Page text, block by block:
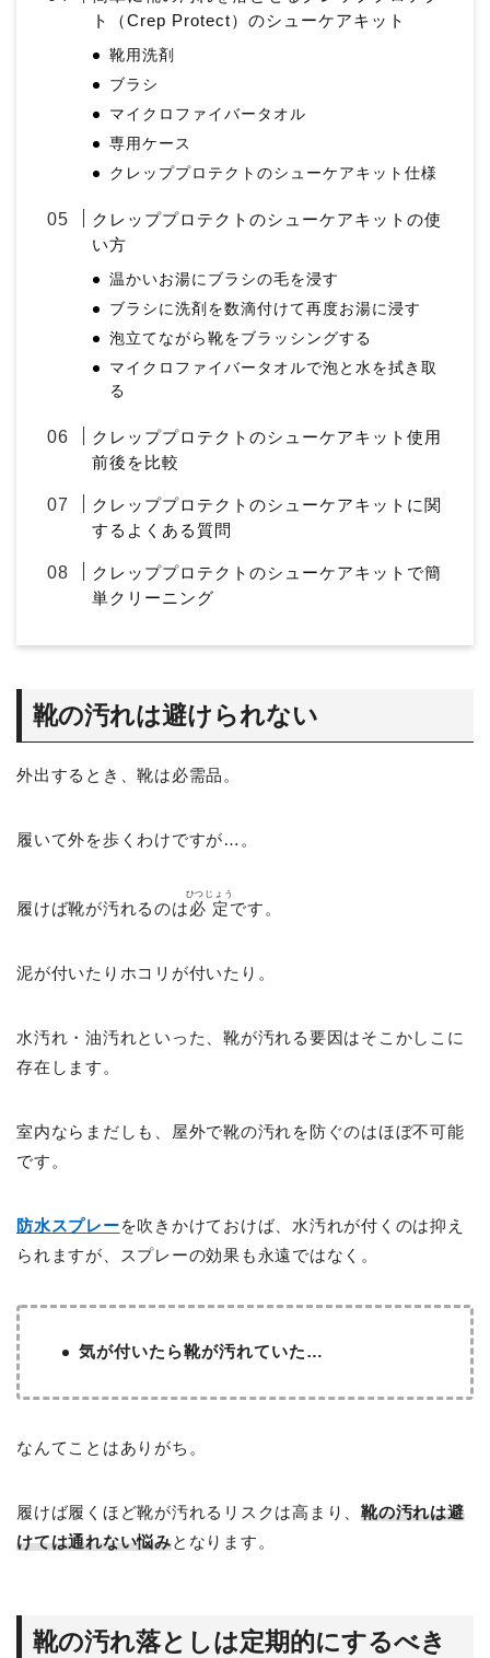
ト（Crep Protect）のシューケアキット
靴用洗剤
ブラシ
マイクロファイバータオル
専用ケース
クレッププロテクトのシューケアキット仕様
クレッププロテクトのシューケアキットの使
い方
温かいお湯にブラシの毛を浸す
ブラシに洗剤を数滴付けて再度お湯に浸す
泡立てながら靴をブラッシングする
マイクロファイバータオルで泡と水を拭き取
る
クレッププロテクトのシューケアキット使用
前後を比較
クレッププロテクトのシューケアキットに関
するよくある質問
クレッププロテクトのシューケアキットで簡
単クリーニング
靴の汚れは避けられない
外出するとき、靴は必需品。
履いて外を歩くわけですが…。
履けば靴が汚れるのは必定
ひつじょう
です。
泥が付いたりホコリが付いたり。
水汚れ・油汚れといった、靴が汚れる要因はそこかしこに
存在します。
室内ならまだしも、屋外で靴の汚れを防ぐのはほぼ不可能
です。
防水スプレーを吹きかけておけば、水汚れが付くのは抑え
られますが、スプレーの効果も永遠ではなく。
気が付いたら靴が汚れていた…
なんてことはありがち。
履けば履くほど靴が汚れるリスクは高まり、靴の汚れは避
けては通れない悩みとなります。
靴の汚れ落としは定期的にするべき